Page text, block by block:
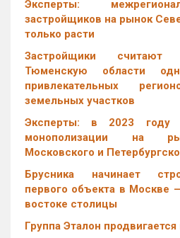
Эксперты:
застройщиков на рынок
только расти
Застройщики
Тюменскую области
привлекательных
земельных участков
Эксперты: в 2023 году
монополизации на
Московского и
Брусника начинает
первого объекта в Москве
востоке столицы
Группа Эталон